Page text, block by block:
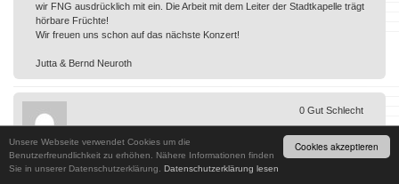
Cookies akzeptieren
Unsere Webseite verwendet Cookies um die
Benutzerfreundlichkeit zu erhöhen. Nähere Informationen finden
Sie in unserer Datenschutzerklärung. Datenschutzerklärung lesen
wir FNG ausdrücklich mit ein. Die Arbeit mit dem Leiter der Stadtkapelle trägt
hörbare Früchte!
Wir freuen uns schon auf das nächste Konzert!
Jutta & Bernd Neuroth
Familie Wachsmann am 24.10.2016
Das Konzert war sehr gelungen. Die idee das Jubiläum mit der Stadtkappelle
0 Gut Schlecht